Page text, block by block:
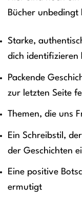
Bücher unbedingt
Starke,
dich identifizieren
Packende
zur letzten Seite
Themen, die uns
Ein Schreibstil,
der Geschichten
Eine positive
ermutigt